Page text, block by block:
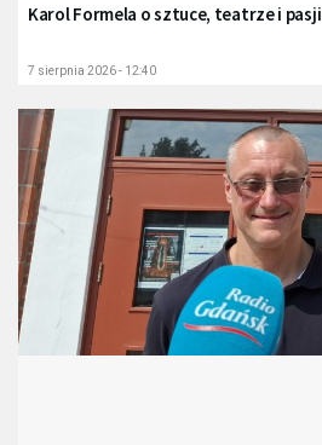
Karol Formela o sztuce, teatrze i pasji
7 sierpnia 2026 - 12:40